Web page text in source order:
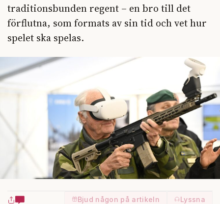
traditionsbunden regent – en bro till det
förflutna, som formats av sin tid och vet hur
spelet ska spelas.
Bjud någon på artikeln
Lyssna